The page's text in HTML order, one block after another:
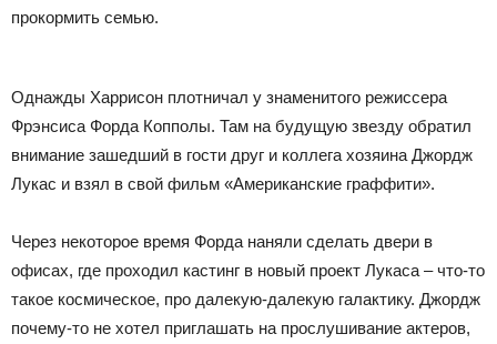
прокормить семью.
Однажды Харрисон плотничал у знаменитого режиссера
Фрэнсиса Форда Копполы. Там на будущую звезду обратил
внимание зашедший в гости друг и коллега хозяина Джордж
Лукас и взял в свой фильм «Американские граффити».
Через некоторое время Форда наняли сделать двери в
офисах, где проходил кастинг в новый проект Лукаса – что-то
такое космическое, про далекую-далекую галактику. Джордж
почему-то не хотел приглашать на прослушивание актеров,